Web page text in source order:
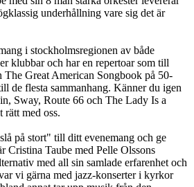
underhållning vare sig det är
i stockholmsregionen av både
klubbar och har en repertoar som till
The Great American Songbook på 50-
de flesta sammanhang. Känner du igen
Sway, Route 66 och The Lady Is a
rätt med oss.
på stort" till ditt evenemang och ge
Cristina Taube med Pelle Olssons
med all sin samlade erfarenhet och
vi gärna med jazz-konserter i kyrkor